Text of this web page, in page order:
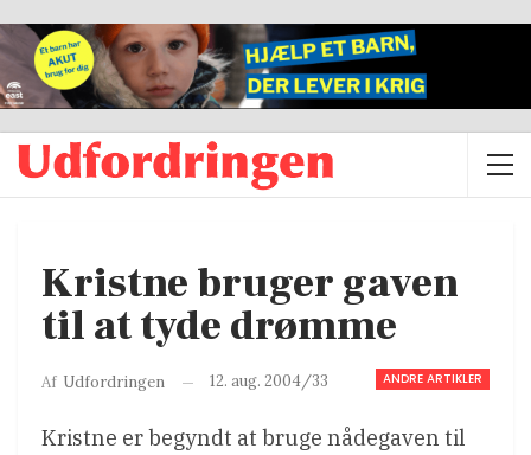
Kristne bruger gaven
til at tyde drømme
ANDRE ARTIKLER
Af Udfordringen 12. aug. 2004/33
Kristne er begyndt at bruge nådegaven til